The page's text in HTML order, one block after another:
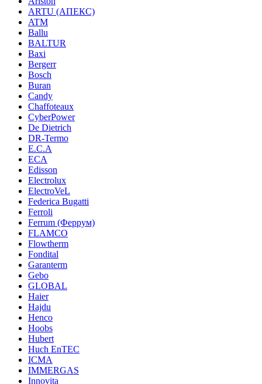
ARTU (АПЕКС)
ATM
Ballu
BALTUR
Baxi
Bergerr
Bosch
Buran
Candy
Chaffoteaux
CyberPower
De Dietrich
DR-Termo
E.C.A
ECA
Edisson
Electrolux
ElectroVeL
Federica Bugatti
Ferroli
Ferrum (Феррум)
FLAMCO
Flowtherm
Fondital
Garanterm
Gebo
GLOBAL
Haier
Hajdu
Henco
Hoobs
Hubert
Huch EnTEC
ICMA
IMMERGAS
Innovita